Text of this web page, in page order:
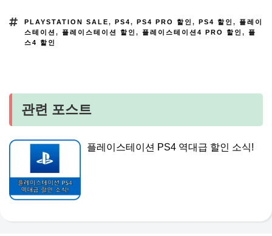
PLAYSTATION SALE, PS4, PS4 PRO 할인 , PS4 할인 , 플레이
스테이션 , 플레이스테이션 할인 , 플레이스테이션4 PRO 할인 , 플
스4 할인
관련 포스트
플레이스테이션 PS4 역대급 할인 소식!